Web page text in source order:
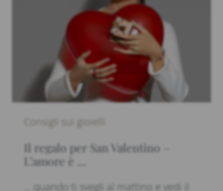
Consigli sui gioielli
Il regalo per San Valentino –
L’amore è …
… quando ti svegli al mattino e vedi il